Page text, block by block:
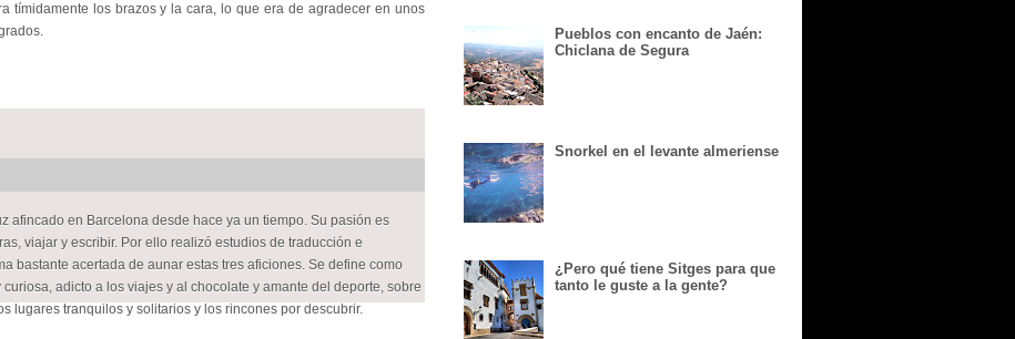
tímidamente los brazos y la cara, lo que era de agradecer en unos
afincado en Barcelona desde hace ya un tiempo. Su pasión es
viajar y escribir. Por ello realizó estudios de traducción e
bastante acertada de aunar estas tres aficiones. Se define como
adicto a los viajes y al chocolate y amante del deporte, sobre
lugares tranquilos y solitarios y los rincones por descubrir.
Pueblos con encanto de Jaén:
Chiclana de Segura
Snorkel en el levante almeriense
¿Pero qué tiene Sitges para que
tanto le guste a la gente?